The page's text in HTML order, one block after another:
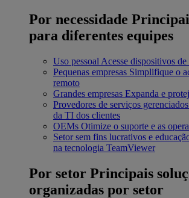
Por necessidade
para diferentes equipes
Uso pessoal Acesse dispositivos
Pequenas empresas Simplifique o
remoto
Grandes empresas Expanda e
Provedores de serviços gerenciados
da TI dos clientes
OEMs Otimize o suporte e as
Setor sem fins lucrativos e
na tecnologia TeamViewer
Por setor Principais
organizadas por setor